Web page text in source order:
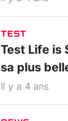
TEST
Test Life is
sa plus
Il y a 4 ans